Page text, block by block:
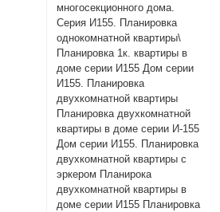
многосекционного дома.
Серия И155. Планировка
однокомнатной квартиры\
Планировка 1к. квартиры в
доме серии И155 Дом серии
И155. Планировка
двухкомнатной квартиры
Планировка двухкомнатной
квартиры в доме серии И-155
Дом серии И155. Планировка
двухкомнатной квартиры с
эркером Планирока
двухкомнатной квартиры в
доме серии И155 Планировка